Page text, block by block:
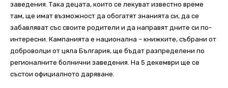
заведения. Така децата, които се лекуват известно време
там, ще имат възможност да обогатят знанията си, да се
забавляват със своите родители и да направят дните си по-
интересни. Кампанията е национална – книжките, събрани от
доброволци от цяла България, ще бъдат разпределени по
регионалните болнични заведения. На 5 декември ще се
състои официалното даряване.